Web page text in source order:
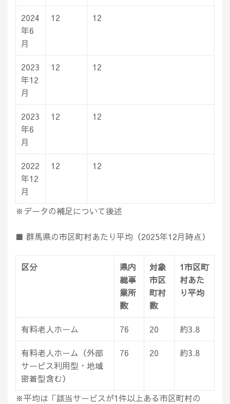
2024
年6
月
12 12
2023
年12
月
12 12
2023
年6
月
12 12
2022
年12
月
12 12
※データの補足について後述
■ 群馬県の市区町村あたり平均（2025年12月時点）
区分
県内
総事
業所
数
対象
市区
町村
数
1市区町
村あた
り平均
有料老人ホーム 76 20 約3.8
有料老人ホーム（外部
サービス利用型・地域
密着型含む）
76 20 約3.8
※平均は「該当サービスが1件以上ある市区町村の